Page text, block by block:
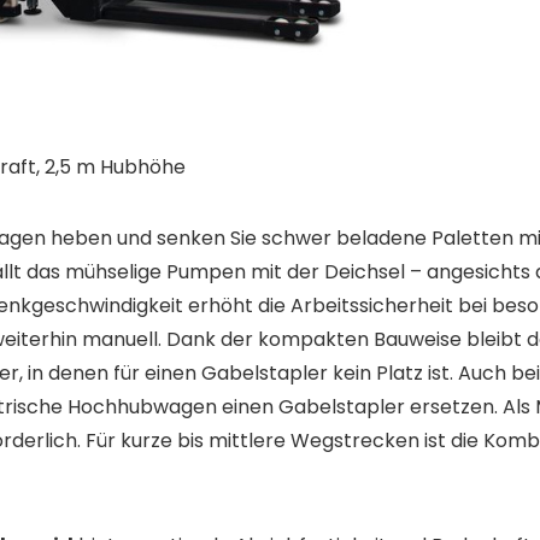
2,5 m Hubhöhe
heben und senken Sie schwer beladene Paletten
das mühselige Pumpen mit der Deichsel – angesichts
erhöht die Arbeitssicherheit bei
manuell. Dank der kompakten Bauweise bleibt
in denen für einen Gabelstapler kein Platz ist. Auch
Hochhubwagen einen Gabelstapler ersetzen.
Für kurze bis mittlere Wegstrecken ist die